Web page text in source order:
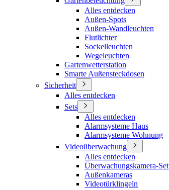
Alles entdecken
Außen-Spots
Außen-Wandleuchten
Flutlichter
Sockelleuchten
Wegeleuchten
Gartenwetterstation
Smarte Außensteckdosen
Sicherheit
Alles entdecken
Sets
Alles entdecken
Alarmsysteme Haus
Alarmsysteme Wohnung
Videoüberwachung
Alles entdecken
Überwachungskamera-Set
Außenkameras
Videotürklingeln